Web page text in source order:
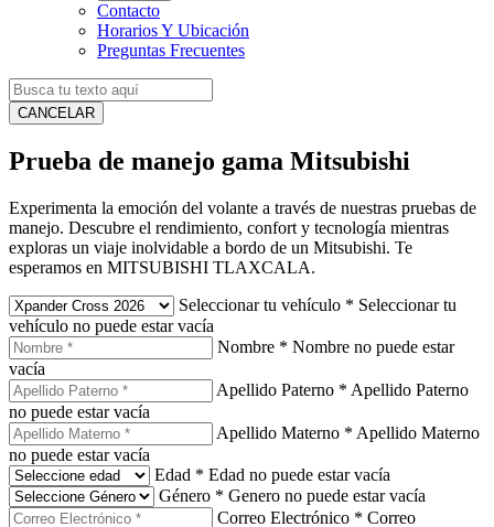
Contacto
Horarios Y Ubicación
Preguntas Frecuentes
CANCELAR
Prueba de manejo gama Mitsubishi
Experimenta la emoción del volante a través de nuestras pruebas de
manejo. Descubre el rendimiento, confort y tecnología mientras
exploras un viaje inolvidable a bordo de un Mitsubishi. Te
esperamos en MITSUBISHI TLAXCALA.
Seleccionar tu vehículo * Seleccionar tu
vehículo no puede estar vacía
Nombre * Nombre no puede estar
vacía
Apellido Paterno * Apellido Paterno
no puede estar vacía
Apellido Materno * Apellido Materno
no puede estar vacía
Edad * Edad no puede estar vacía
Género * Genero no puede estar vacía
Correo Electrónico * Correo